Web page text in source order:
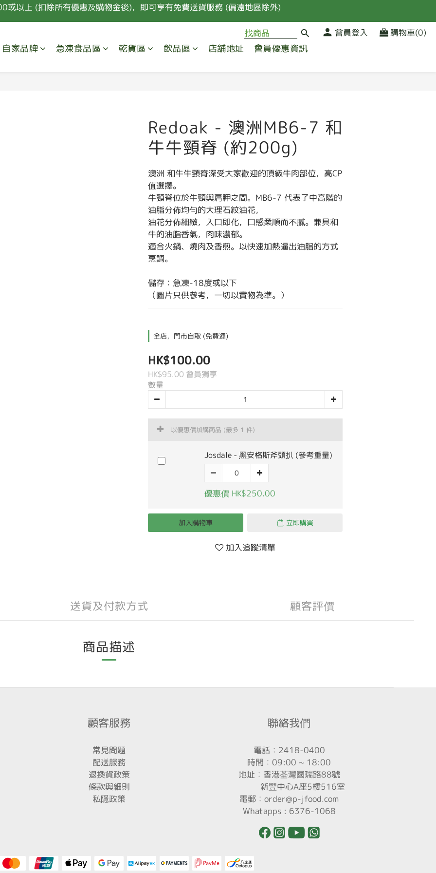
或以上 (扣除所有優惠及購物金後)，即可享有免費送貨服務 (偏遠地區除外)
購物每HK$100可獲取10點積分，積分及購物點可換取禮品
新會員首次消費 85折優惠 (特價，套餐及指定食材除外)
會員登入 購物車(0)
自家品牌 急凍食品區 乾貨區 飲品區 店舖地址 會員優惠資訊
Redoak - 澳洲MB6-7 和
牛牛頸脊 (約200g)
澳洲 和牛牛頸脊深受大家歡迎的頂級牛肉部位，高CP
值選擇。
牛頸脊位於牛頸與肩胛之間。MB6-7 代表了中高階的
油脂分佈均勻的大理石紋油花，
油花分佈細緻，入口即化，口感柔順而不膩。兼具和
牛的油脂香氣，肉味濃郁。
適合火鍋、燒肉及香煎。以快速加熱逼出油脂的方式
烹調。
儲存：急凍-18度或以下
（圖片只供參考，一切以實物為準。）
全店，門市自取 (免費運)
HK$100.00
HK$95.00 會員獨享
數量
以優惠價加購商品 (最多 1 件)
Josdale - 黑安格斯斧頭扒 (參考重量)
優惠價 HK$250.00
加入購物車 立即購買
加入追蹤清單
送貨及付款方式 顧客評價
商品描述
顧客服務
常見問題
配送服務
退換貨政策
條款與細則
私隱政策
聯絡我們
電話：2418-0400
時間：09:00 ~ 18:00
地址：香港荃灣國瑞路88號
新豐中心A座5樓516室
電郵：order@p-jfood.com
Whatapps : 6376-1068